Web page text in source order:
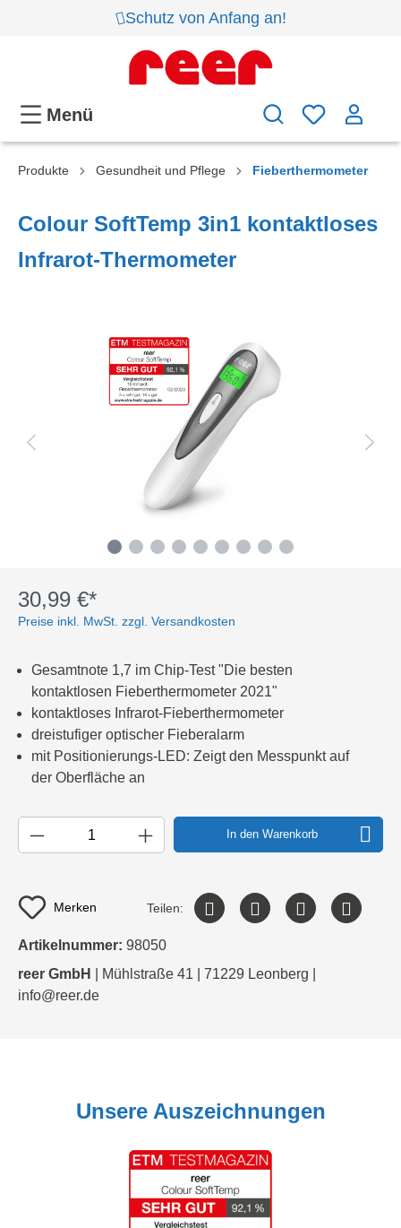
Schutz von Anfang an!
Menü
Produkte Gesundheit und Pflege Fieberthermometer
Colour SoftTemp 3in1 kontaktloses
Infrarot-Thermometer
30,99 €*
Preise inkl. MwSt. zzgl. Versandkosten
Gesamtnote 1,7 im Chip-Test "Die besten
kontaktlosen Fieberthermometer 2021"
kontaktloses Infrarot-Fieberthermometer
dreistufiger optischer Fieberalarm
mit Positionierungs-LED: Zeigt den Messpunkt auf
der Oberfläche an
In den Warenkorb
Merken Teilen:
Artikelnummer: 98050
reer GmbH
| Mühlstraße 41 | 71229 Leonberg |
info@reer.de
Unsere Auszeichnungen